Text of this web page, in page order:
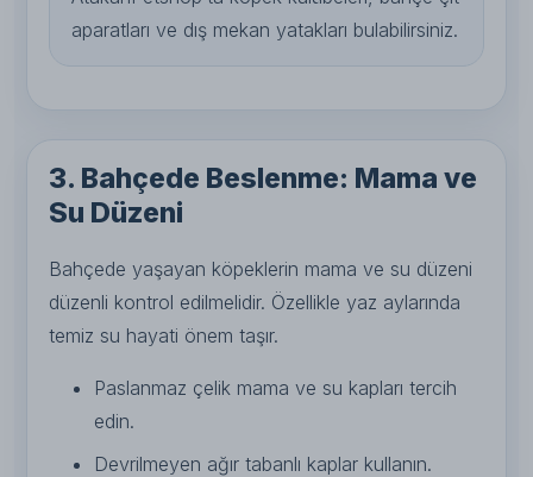
aparatları ve dış mekan yatakları bulabilirsiniz.
3. Bahçede Beslenme: Mama ve
Su Düzeni
Bahçede yaşayan köpeklerin mama ve su düzeni
düzenli kontrol edilmelidir. Özellikle yaz aylarında
temiz su hayati önem taşır.
Paslanmaz çelik mama ve su kapları tercih
edin.
Devrilmeyen ağır tabanlı kaplar kullanın.